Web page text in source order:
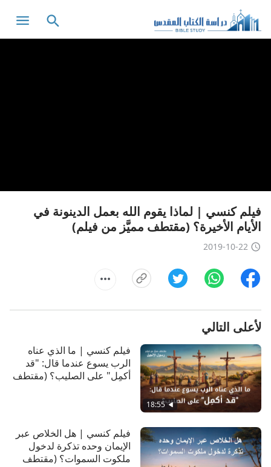
فيلم كنسي | لماذا يقوم الله بعمل الدينونة في
الأيام الأخيرة؟ (مقتطف مميَّز من فيلم)
2019-10-22
لأعلى التالي
18:55
فيلم كنسي | ما الذي عناه
الرب يسوع عندما قال: "قد
أكمِل" على الصليب؟ (مقتطف
فيلم كنسي | هل الخلاص عبر
الإيمان وحده تذكرة لدخول
ملكوت السموات؟ (مقتطف